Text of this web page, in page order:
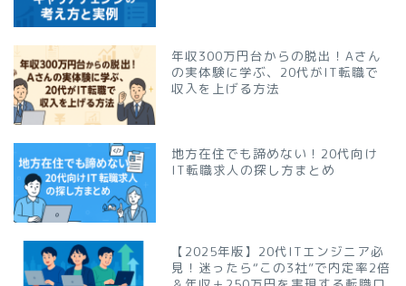
年収300万円台からの脱出！Aさん
の実体験に学ぶ、20代がIT転職で
収入を上げる方法
地方在住でも諦めない！20代向け
IT転職求人の探し方まとめ
【2025年版】20代ITエンジニア必
見！迷ったら“この3社”で内定率2倍